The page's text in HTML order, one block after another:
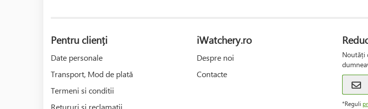
Pentru clienți
Date personale
Transport, Mod de plată
Termeni si conditii
Retururi și reclamații
iWatchery.ro
Despre noi
Contacte
Noutăți
*Reguli